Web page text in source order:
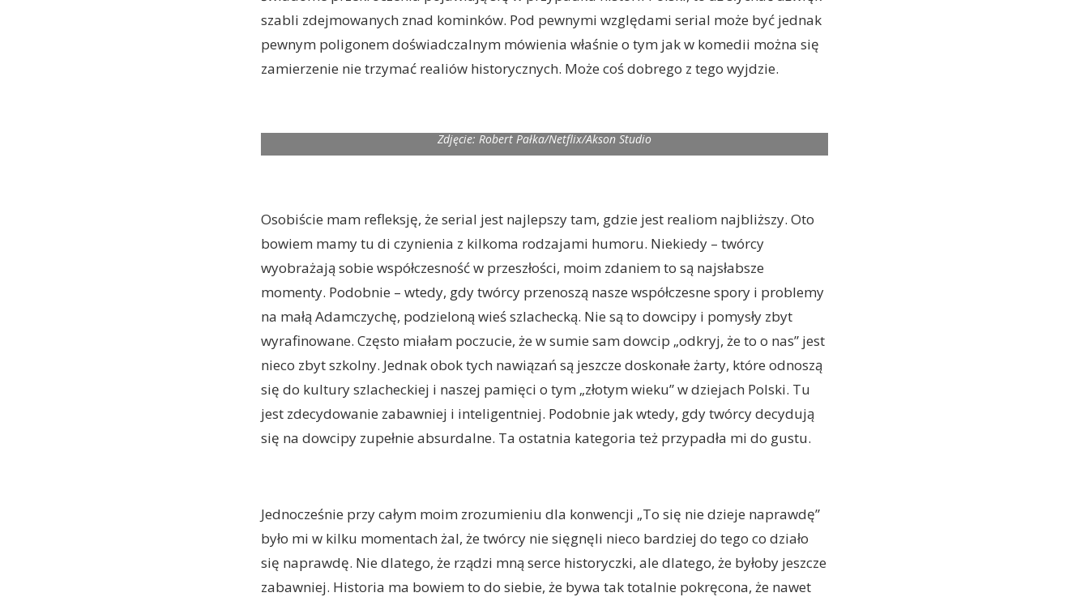
szabli zdejmowanych znad kominków. Pod pewnymi względami serial może być jednak
pewnym poligonem doświadczalnym mówienia właśnie o tym jak w komedii można się
zamierzenie nie trzymać realiów historycznych. Może coś dobrego z tego wyjdzie.
Zdjęcie: Robert Pałka/Netflix/Akson Studio
Osobiście mam refleksję, że serial jest najlepszy tam, gdzie jest realiom najbliższy. Oto
bowiem mamy tu di czynienia z kilkoma rodzajami humoru. Niekiedy – twórcy
wyobrażają sobie współczesność w przeszłości, moim zdaniem to są najsłabsze
momenty. Podobnie – wtedy, gdy twórcy przenoszą nasze współczesne spory i problemy
na małą Adamczychę, podzieloną wieś szlachecką. Nie są to dowcipy i pomysły zbyt
wyrafinowane. Często miałam poczucie, że w sumie sam dowcip „odkryj, że to o nas” jest
nieco zbyt szkolny. Jednak obok tych nawiązań są jeszcze doskonałe żarty, które odnoszą
się do kultury szlacheckiej i naszej pamięci o tym „złotym wieku” w dziejach Polski. Tu
jest zdecydowanie zabawniej i inteligentniej. Podobnie jak wtedy, gdy twórcy decydują
się na dowcipy zupełnie absurdalne. Ta ostatnia kategoria też przypadła mi do gustu.
Jednocześnie przy całym moim zrozumieniu dla konwencji „To się nie dzieje naprawdę”
było mi w kilku momentach żal, że twórcy nie sięgnęli nieco bardziej do tego co działo
się naprawdę. Nie dlatego, że rządzi mną serce historyczki, ale dlatego, że byłoby jeszcze
zabawniej. Historia ma bowiem to do siebie, że bywa tak totalnie pokręcona, że nawet